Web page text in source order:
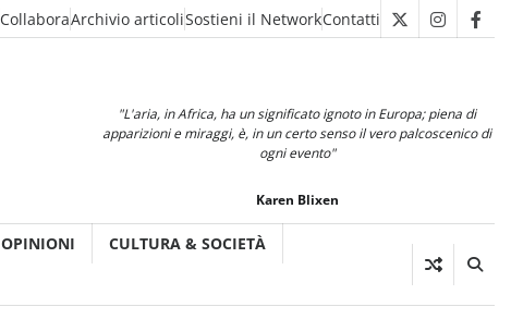
CollaboraArchivio articoliSostieni il NetworkContatti X
"L'aria, in Africa, ha un significato ignoto in Europa; piena di
apparizioni e miraggi, è, in un certo senso il vero palcoscenico di
ogni evento"
Karen Blixen
OPINIONI
CULTURA & SOCIETÀ